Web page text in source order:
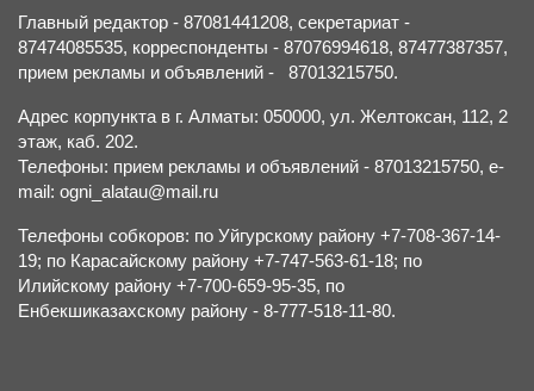
Главный редактор - 87081441208, секретариат -
87474085535, корреспонденты - 87076994618, 87477387357,
прием рекламы и объявлений - 87013215750.
Адрес корпункта в г. Алматы: 050000, ул. Желтоксан, 112, 2
этаж, каб. 202.
Телефоны: прием рекламы и объявлений - 87013215750, e-
mail: ogni_alatau@mail.ru
Телефоны собкоров: по Уйгурскому району +7-708-367-14-
19; по Карасайскому району +7-747-563-61-18; по
Илийскому району +7-700-659-95-35, по
Енбекшиказахскому району - 8-777-518-11-80.